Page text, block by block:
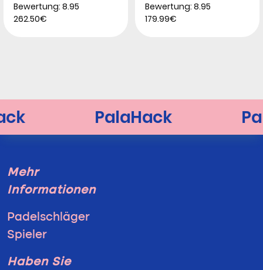
Bewertung: 8.95
262.50€
Bewertung: 8.95
179.99€
Mehr
Informationen
Padelschläger
Spieler
Haben Sie